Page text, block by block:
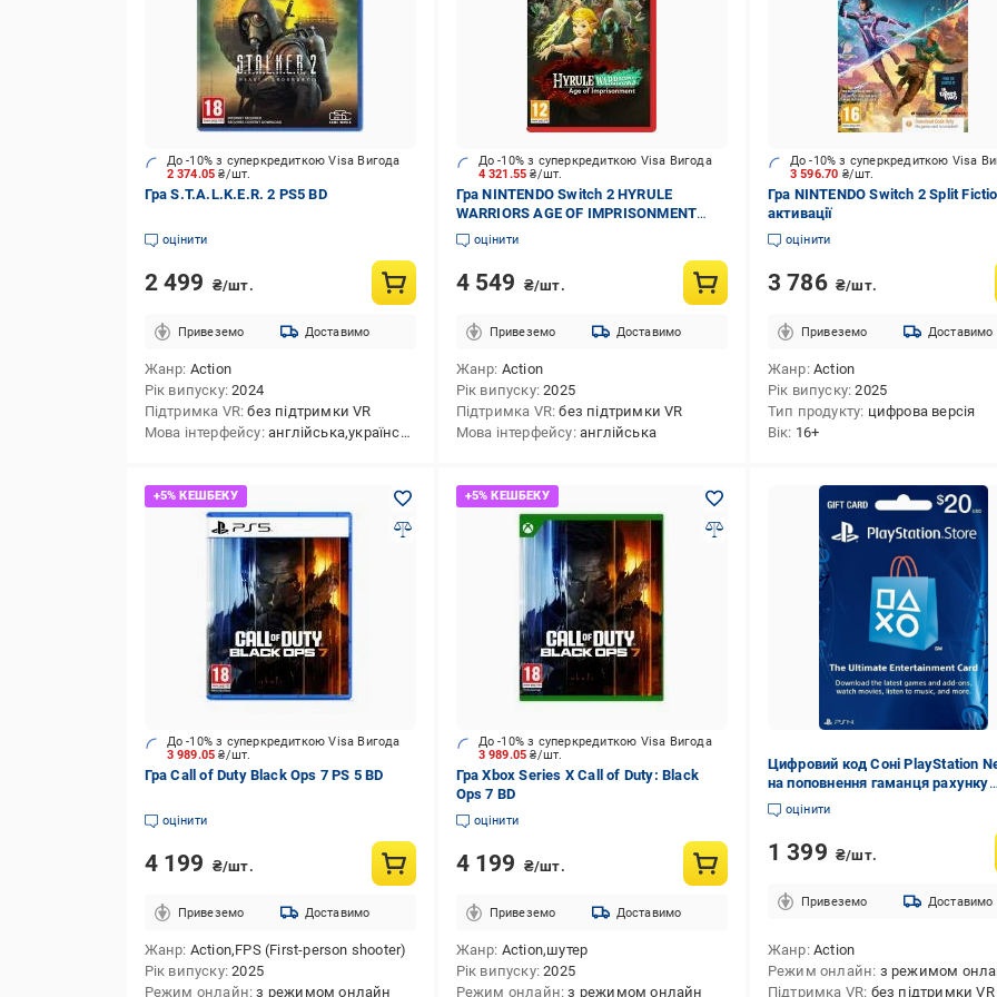
2 374.05₴/шт.
До -10% з суперкредиткою Visa Вигода
Гра S.T.A.L.K.E.R. 2 PS5 BD
оцінити
2 499 ₴/шт.
Привеземо Доставимо
Жанр Action
Рік випуску 2024
Підтримка VR без підтримки VR
Мова інтерфейсу англійська,українська
4 321.55₴/шт.
До -10% з суперкредиткою Visa Вигода
Гра NINTENDO Switch 2 HYRULE
WARRIORS AGE OF IMPRISONMENT
картридж
оцінити
4 549 ₴/шт.
Привеземо Доставимо
Жанр Action
Рік випуску 2025
Підтримка VR без підтримки VR
Мова інтерфейсу англійська
3 596.70 ₴/шт.
До -10% з суперкредиткою Visa
Гра NINTENDO Switch 2 Split
активації
оцінити
3 786 ₴/шт.
Привеземо Доставимо
Жанр Action
Рік випуску 2025
Тип продукту цифрова версія
Вік 16+
3 989.05₴/шт.
До -10% з суперкредиткою Visa Вигода
Гра Call of Duty Black Ops 7 PS 5 BD
оцінити
4 199 ₴/шт.
Привеземо Доставимо
Жанр Action,FPS (First-person shooter)
Рік випуску 2025
Режим онлайн з режимом онлайн
3 989.05₴/шт.
До -10% з суперкредиткою Visa Вигода
Гра Xbox Series X Call of Duty: Black
Ops 7 BD
оцінити
4 199 ₴/шт.
Привеземо Доставимо
Жанр Action,шутер
Рік випуску 2025
Режим онлайн з режимом онлайн
Цифровий код Соні PlayStation
на поповнення гаманця рахунку
облікового запису на 20 usd US-
оцінити
1 399 ₴/шт.
Привеземо Доставимо
Жанр Action
Режим онлайн з режимом
Підтримка VR без підтримки VR